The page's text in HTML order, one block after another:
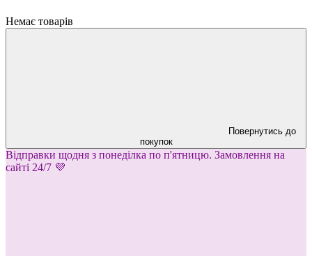
Немає товарів
Повернутись до
покупок
Відправки щодня з понеділка по п'ятницю. Замовлення на
сайті 24/7 💜